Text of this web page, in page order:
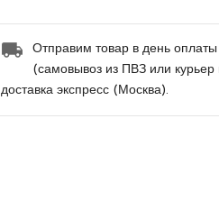
Отправим товар в день
(самовывоз из ПВЗ или курьер
доставка экспресс (Москва).